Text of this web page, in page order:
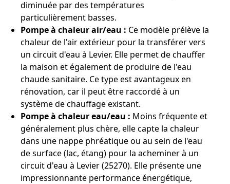
diminuée par des températures
particulièrement basses.
Pompe à chaleur air/eau : Ce modèle prélève la
chaleur de l'air extérieur pour la transférer vers
un circuit d'eau à Levier. Elle permet de chauffer
la maison et également de produire de l'eau
chaude sanitaire. Ce type est avantageux en
rénovation, car il peut être raccordé à un
système de chauffage existant.
Pompe à chaleur eau/eau : Moins fréquente et
généralement plus chère, elle capte la chaleur
dans une nappe phréatique ou au sein de l'eau
de surface (lac, étang) pour la acheminer à un
circuit d'eau à Levier (25270). Elle présente une
impressionnante performance énergétique,